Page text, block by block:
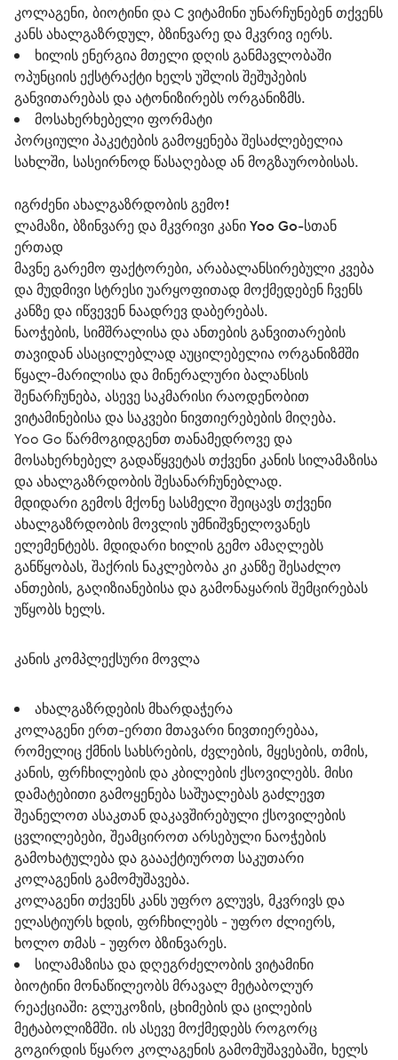
კოლაგენი, ბიოტინი და C ვიტამინი უნარჩუნებენ თქვენს
კანს ახალგაზრდულ, ბზინვარე და მკვრივ იერს.
ხილის ენერგია მთელი დღის განმავლობაში
ოპუნციის ექსტრაქტი ხელს უშლის შეშუპების
განვითარებას და ატონიზირებს ორგანიზმს.
მოსახერხებელი ფორმატი
პორციული პაკეტების გამოყენება შესაძლებელია
სახლში, სასეირნოდ წასაღებად ან მოგზაურობისას.
იგრძენი ახალგაზრდობის გემო!
ლამაზი, ბზინვარე და მკვრივი კანი Yoo Go-სთან
ერთად
მავნე გარემო ფაქტორები, არაბალანსირებული კვება
და მუდმივი სტრესი უარყოფითად მოქმედებენ ჩვენს
კანზე და იწვევენ ნაადრევ დაბერებას.
ნაოჭების, სიმშრალისა და ანთების განვითარების
თავიდან ასაცილებლად აუცილებელია ორგანიზმში
წყალ-მარილისა და მინერალური ბალანსის
შენარჩუნება, ასევე საკმარისი რაოდენობით
ვიტამინებისა და საკვები ნივთიერებების მიღება.
Yoo Go წარმოგიდგენთ თანამედროვე და
მოსახერხებელ გადაწყვეტას თქვენი კანის სილამაზისა
და ახალგაზრდობის შესანარჩუნებლად.
მდიდარი გემოს მქონე სასმელი შეიცავს თქვენი
ახალგაზრდობის მოვლის უმნიშვნელოვანეს
ელემენტებს. მდიდარი ხილის გემო ამაღლებს
განწყობას, შაქრის ნაკლებობა კი კანზე შესაძლო
ანთების, გაღიზიანებისა და გამონაყარის შემცირებას
უწყობს ხელს.
კანის კომპლექსური მოვლა
ახალგაზრდების მხარდაჭერა
კოლაგენი ერთ-ერთი მთავარი ნივთიერებაა,
რომელიც ქმნის სახსრების, ძვლების, მყესების, თმის,
კანის, ფრჩხილების და კბილების ქსოვილებს. მისი
დამატებითი გამოყენება საშუალებას გაძლევთ
შეანელოთ ასაკთან დაკავშირებული ქსოვილების
ცვლილებები, შეამციროთ არსებული ნაოჭების
გამოხატულება და გაააქტიუროთ საკუთარი
კოლაგენის გამომუშავება.
კოლაგენი თქვენს კანს უფრო გლუვს, მკვრივს და
ელასტიურს ხდის, ფრჩხილებს - უფრო ძლიერს,
ხოლო თმას - უფრო ბზინვარეს.
სილამაზისა და დღეგრძელობის ვიტამინი
ბიოტინი მონაწილეობს მრავალ მეტაბოლურ
რეაქციაში: გლუკოზის, ცხიმების და ცილების
მეტაბოლიზმში. ის ასევე მოქმედებს როგორც
გოგირდის წყარო კოლაგენის გამომუშავებაში, ხელს